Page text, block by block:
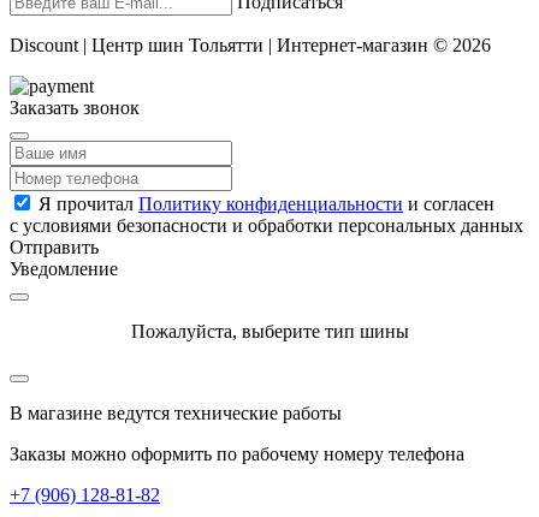
Discount | Центр шин Тольятти | Интернет-магазин © 2026
Заказать звонок
Я прочитал Политику конфиденциальности и согласен
с условиями безопасности и обработки персональных данных
Отправить
Уведомление
Пожалуйста, выберите тип шины
В магазине ведутся технические работы
Заказы можно оформить по рабочему номеру телефона
+7 (906) 128-81-82